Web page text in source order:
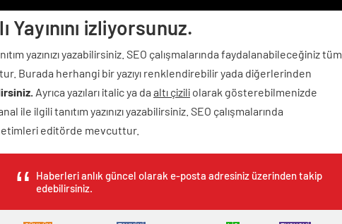
Yayınını izliyorsunuz.
yazınızı yazabilirsiniz. SEO çalışmalarında faydalanabileceğiniz tüm
Burada herhangi bir yazıyı renklendirebilir yada diğerlerinden
Ayrıca yazıları italic ya da altı çizili olarak gösterebilmenizde
ile ilgili tanıtım yazınızı yazabilirsiniz. SEO çalışmalarında
editörde mevcuttur.
Haberleri anlık güncel olarak e-posta adresiniz üzerinden takip
edebilirsiniz.